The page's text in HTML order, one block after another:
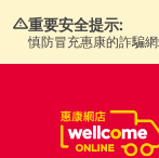
重要安全提示:
慎防冒充惠康的詐騙